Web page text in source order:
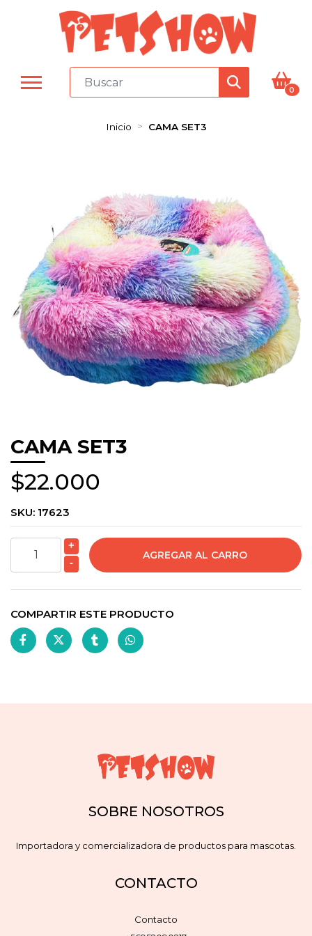
0
Inicio CAMA SET3
CAMA SET3
$22.000
SKU: 17623
+
-
COMPARTIR ESTE PRODUCTO
SOBRE NOSOTROS
Importadora y comercializadora de productos para mascotas.
CONTACTO
Contacto